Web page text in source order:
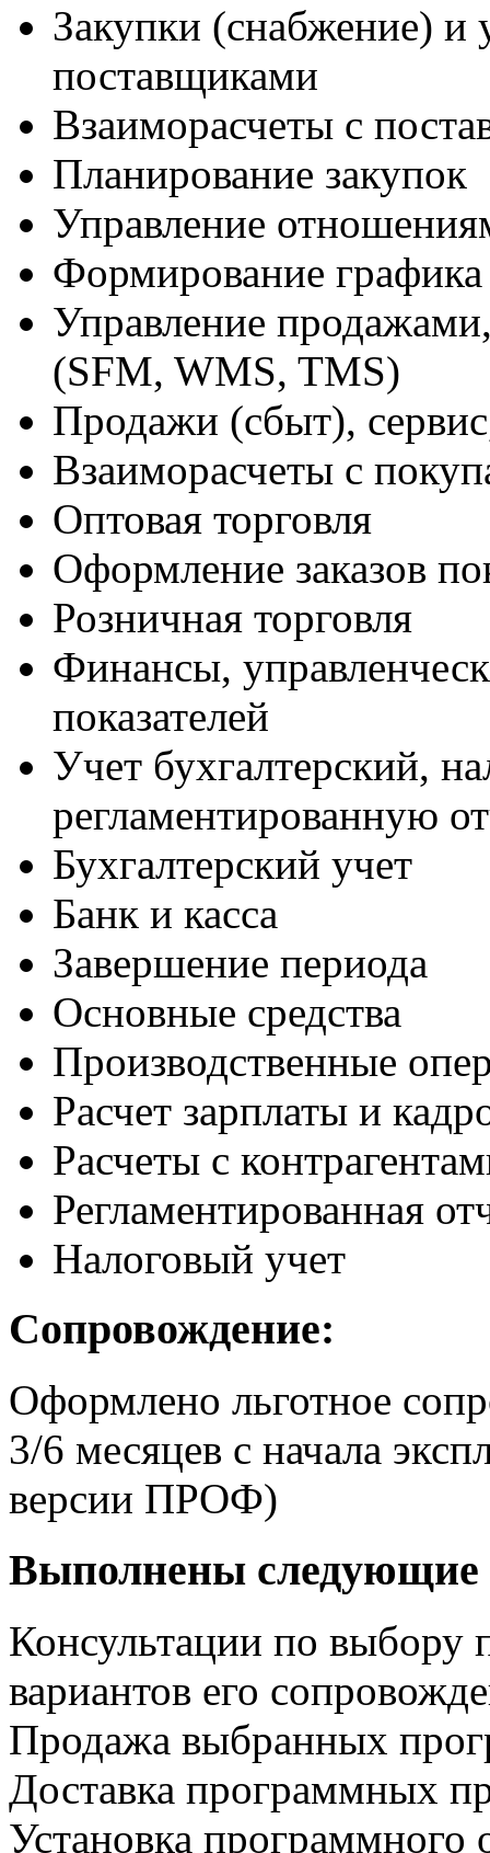
Закупки (снабжение) и
поставщиками
Взаиморасчеты с
Планирование закупок
Управление
Формирование
Управление
(SFM, WMS, TMS)
Продажи (сбыт),
Взаиморасчеты с
Оптовая торговля
Оформление заказов
Розничная торговля
Финансы,
показателей
Учет бухгалтерский,
регламентированную
Бухгалтерский учет
Банк и касса
Завершение периода
Основные средства
Производственные
Расчет зарплаты и
Расчеты с
Регламентированная
Налоговый учет
Сопровождение:
Оформлено льготное
3/6 месяцев с начала
версии ПРОФ)
Выполнены следующие
Консультации по выбору
вариантов его
Продажа выбранных
Доставка программных
Установка